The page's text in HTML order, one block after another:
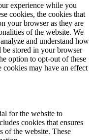
experience while you
cookies, the cookies that
your browser as they are
of the website. We
and understand how
stored in your browser
option to opt-out of these
may have an effect
for the website to
cookies that ensures
of the website. These